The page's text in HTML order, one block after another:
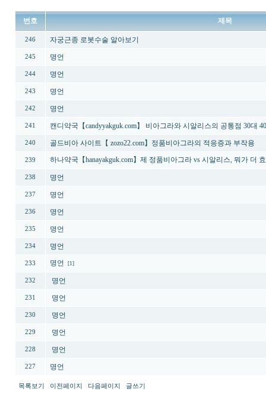
번호 제목
246 자궁근종 로봇수술 알아보기
245 명언
244 명언
243 명언
242 명언
241 캔디약국【candyyakguk.com】 비아그라와 시알리스의 공통점 30대
240 골드비아 사이트【 zozo22.com】정품비아그라의 적응증과 부작용
239 하나약국【hanayakguk.com】제 정품비아그라 vs 시알리스, 뭐가 더
238 명언
237 명언
236 명언
235 명언
234 명언
233 명언 [1]
232 명언
231 명언
230 명언
229 명언
228 명언
227 명언
목록보기 이전페이지 다음페이지 글쓰기